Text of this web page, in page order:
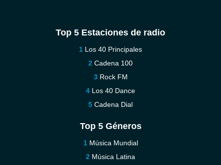
Top 5 Estaciones de radio
Los 40 Principales
Cadena 100
Rock FM
Los 40 Dance
Cadena Dial
Top 5 Géneros
Música Mundial
Música Latina